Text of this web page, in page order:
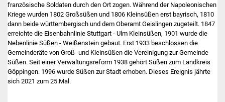
Kinder- und
Familienzentrum
Stadtwerke
Suenergie
französische Soldaten durch den Ort zogen. Während der Napoleonischen
Kriege wurden 1802 Großsüßen und 1806 Kleinsüßen erst bayrisch, 1810
dann beide württembergisch und dem Oberamt Geislingen zugeteilt. 1847
erreichte die Eisenbahnlinie Stuttgart - Ulm Kleinsüßen, 1901 wurde die
Nebenlinie Süßen - Weißenstein gebaut. Erst 1933 beschlossen die
Gemeinderäte von Groß- und Kleinsüßen die Vereinigung zur Gemeinde
Süßen. Seit einer Verwaltungsreform 1938 gehört Süßen zum Landkreis
Göppingen. 1996 wurde Süßen zur Stadt erhoben. Dieses Ereignis jährte
sich 2021 zum 25.Mal.